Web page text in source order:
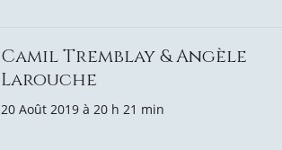
Camil Tremblay & Angèle
Larouche
20 Août 2019 à 20 h 21 min